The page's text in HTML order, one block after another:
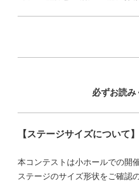
必ずお読み
【ステージサイズについて】
本コンテストは小ホールでの開催
ステージのサイズ形状をご確認